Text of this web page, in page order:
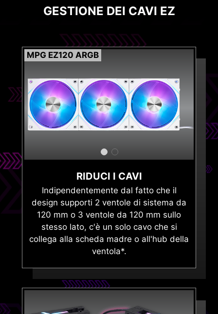
GESTIONE DEI CAVI EZ
MPG EZ120 ARGB
RIDUCI I CAVI
Indipendentemente dal fatto che il
design supporti 2 ventole di sistema da
120 mm o 3 ventole da 120 mm sullo
stesso lato, c'è un solo cavo che si
collega alla scheda madre o all'hub della
ventola*.